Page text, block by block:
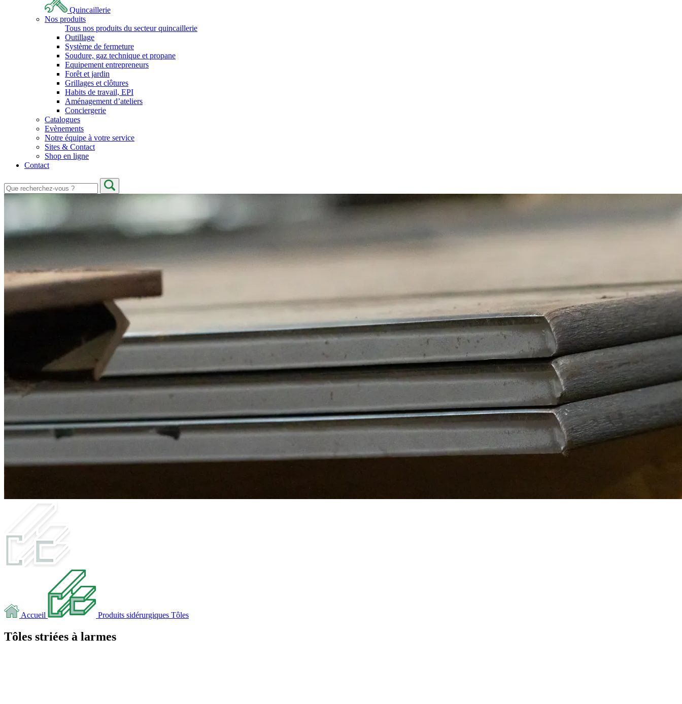
Quincaillerie
Nos produits
Tous nos produits du secteur quincaillerie
Outillage
Système de fermeture
Soudure, gaz technique et propane
Equipement entrepreneurs
Forêt et jardin
Grillages et clôtures
Habits de travail, EPI
Aménagement d’ateliers
Conciergerie
Catalogues
Evènements
Notre équipe à votre service
Sites & Contact
Shop en ligne
Contact
Accueil Produits sidérurgiques Tôles
Tôles striées à larmes